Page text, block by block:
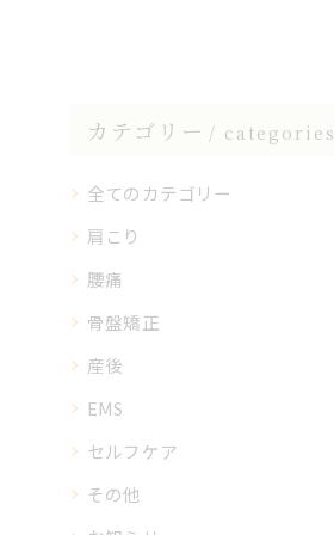
カテゴリー categories
全てのカテゴリー
肩こり
腰痛
骨盤矯正
産後
EMS
セルフケア
その他